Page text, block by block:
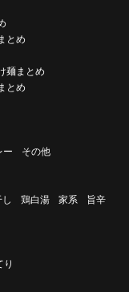
とめ
麺まとめ
とめ
ー その他
鶏白湯 家系
旨辛
り